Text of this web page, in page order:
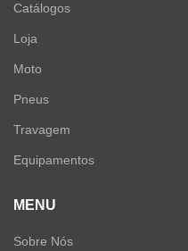
Catálogos
Loja
Moto
Pneus
Travagem
Equipamentos
MENU
Sobre Nós